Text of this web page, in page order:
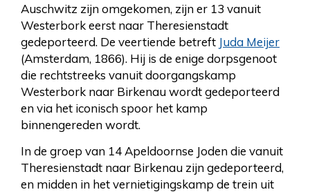
Auschwitz zijn omgekomen, zijn er 13 vanuit
Westerbork eerst naar Theresienstadt
gedeporteerd. De veertiende betreft Juda Meijer
(Amsterdam, 1866). Hij is de enige dorpsgenoot
die rechtstreeks vanuit doorgangskamp
Westerbork naar Birkenau wordt gedeporteerd
en via het iconisch spoor het kamp
binnengereden wordt.
In de groep van 14 Apeldoornse Joden die vanuit
Theresienstadt naar Birkenau zijn gedeporteerd,
en midden in het vernietigingskamp de trein uit